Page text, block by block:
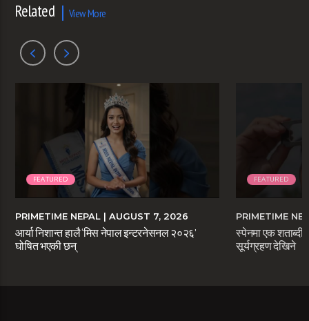
Related View More
FEATURED
PRIMETIME NEPAL | AUGUST 7, 2026
आर्या निशान्त हालै ‘मिस नेपाल इन्टरनेसनल २०२६’
घोषित भएकी छन्
FEATURED
PRIMETIME
स्पेनमा एक
सूर्यग्रहण देखिने